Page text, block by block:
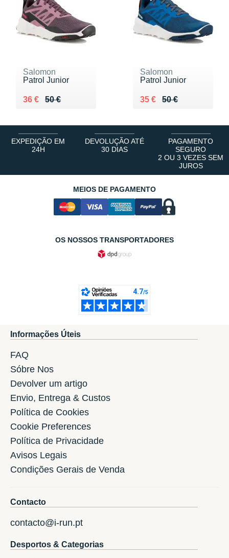
Salomon
Patrol Junior
50 €
Au lieu de 50 €
36 €
Vendu 36 €
Salomon
Patrol Junior
50 €
Au lieu de 50 €
35 €
Vendu 35 €
EXPEDIÇÃO EM
24H
DEVOLUÇÃO ATÉ
30 DIAS
PAGAMENTO
SEGURO
2 OU 3 VEZES SEM
JUROS
MEIOS DE PAGAMENTO
OS NOSSOS TRANSPORTADORES
Informações Úteis
FAQ
Sóbre Nos
Devolver um artigo
Envio, Entrega & Custos
Política de Cookies
Cookie Preferences
Política de Privacidade
Avisos Legais
Condições Gerais de Venda
Contacto
contacto@i-run.pt
Desportos & Categorias